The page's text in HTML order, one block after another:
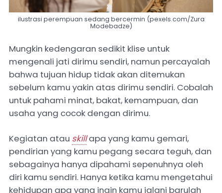
ilustrasi perempuan sedang bercermin (pexels.com/Zura
Modebadze)
Mungkin kedengaran sedikit klise untuk
mengenali jati dirimu sendiri, namun percayalah
bahwa tujuan hidup tidak akan ditemukan
sebelum kamu yakin atas dirimu sendiri. Cobalah
untuk pahami minat, bakat, kemampuan, dan
usaha yang cocok dengan dirimu.
Kegiatan atau skillapa yang kamu gemari,
pendirian yang kamu pegang secara teguh, dan
sebagainya hanya dipahami sepenuhnya oleh
diri kamu sendiri. Hanya ketika kamu mengetahui
kehidupan apa yang ingin kamu jalani barulah